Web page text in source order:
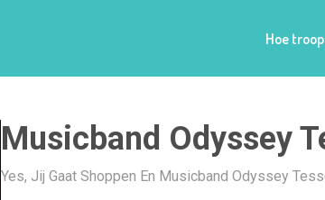
Hoe
Musicband Odyssey
Yes, Jij Gaat Shoppen En Musicband Odyssey